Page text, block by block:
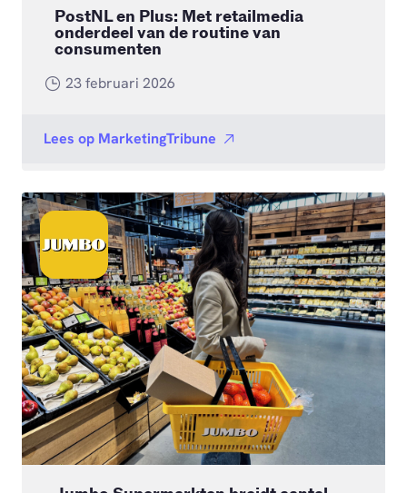
PostNL en Plus: Met retailmedia
onderdeel van de routine van
consumenten
23 februari 2026
Lees op MarketingTribune